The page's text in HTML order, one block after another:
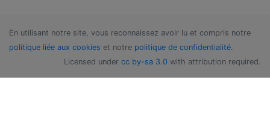
En utilisant notre site, vous reconnaissez avoir lu et compris notre
politique liée aux cookies et notre politique de confidentialité.
Licensed under cc by-sa 3.0 with attribution required.